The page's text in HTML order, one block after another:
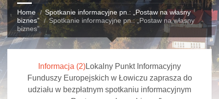
Home
Spotkanie informacyjne pn.: „Postaw na własny
biznes”
Spotkanie informacyjne pn.: „Postaw na własny
biznes”
Informacja (2)Lokalny Punkt Informacyjny
Funduszy Europejskich w Łowiczu zaprasza do
udziału w bezpłatnym spotkaniu informacyjnym